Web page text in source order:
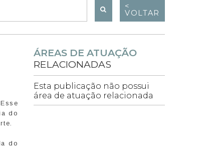
<
VOLTAR
do
do
ÁREAS DE ATUAÇÃO
RELACIONADAS
Esta publicação não possui
área de atuação relacionada